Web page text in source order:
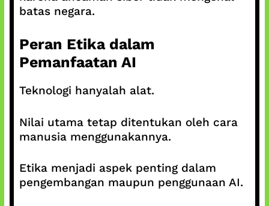
batas negara.
Peran Etika dalam
Pemanfaatan AI
Teknologi hanyalah alat.
Nilai utama tetap ditentukan oleh cara
manusia menggunakannya.
Etika menjadi aspek penting dalam
pengembangan maupun penggunaan AI.